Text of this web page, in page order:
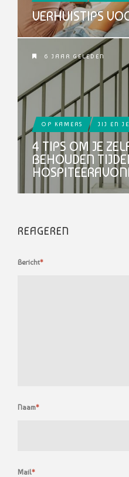
VERHUISTIPS
6 JAAR GELEDEN
OP KAMERS JIJ EN
4 TIPS OM JE
BEHOUDEN
REAGEREN
Bericht*
Naam*
Mail*